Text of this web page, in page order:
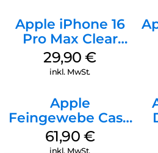
Apple iPhone 16
Pro Max Clear
Case MagSafe
Transparent
29,90€
inkl. MwSt.
Apple
Feingewebe Case
iPhone 15 Pro
MagSafe Schwarz
61,90 €
inkl. MwSt.